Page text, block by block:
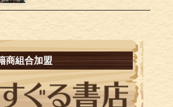
商組合加盟